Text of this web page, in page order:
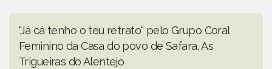
"Já cá tenho o teu retrato" pelo Grupo Coral
Feminino da Casa do povo de Safara, As
Trigueiras do Alentejo